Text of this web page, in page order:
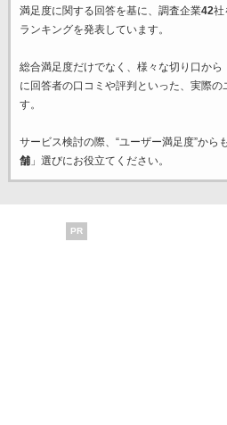
満足度に関する回答を基に、調査企業42社
ランキングを発表しています。
総合満足度だけでなく、様々な切り口から
に回答者の口コミや評判といった、実際の
す。
サービス検討の際、“ユーザー満足度”から
舗」選びにお役立てください。
PR